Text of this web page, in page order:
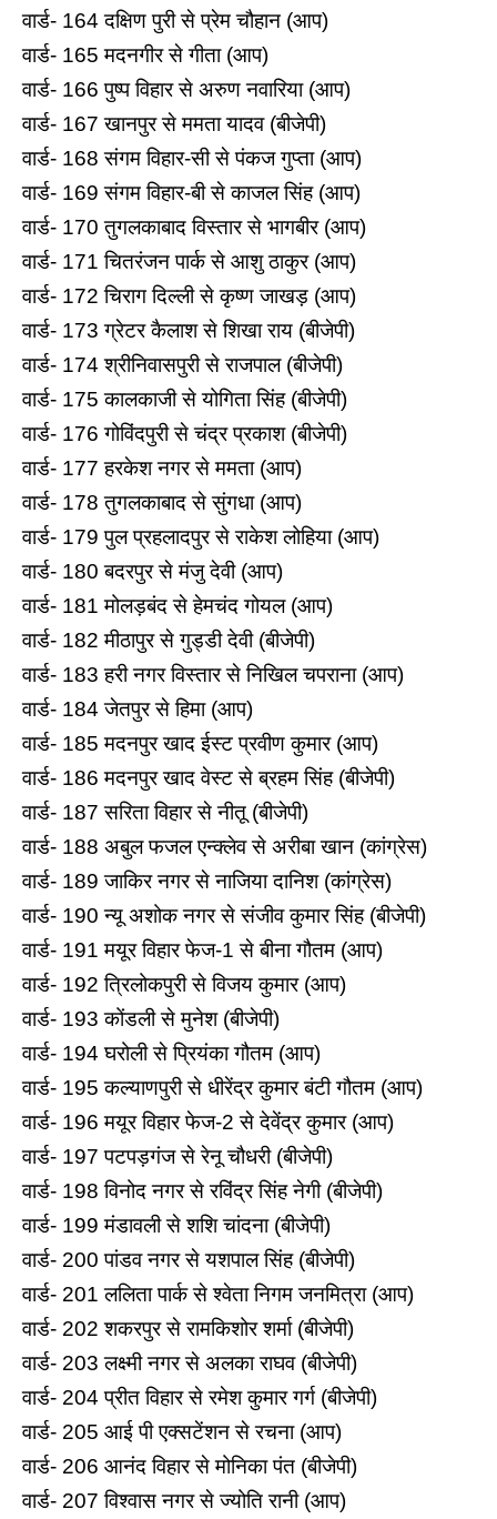
वार्ड- 164 दक्ष‍िण पुरी से प्रेम चौहान (आप)
वार्ड- 165 मदनगीर से गीता (आप)
वार्ड- 166 पुष्‍प व‍िहार से अरुण नवारिया (आप)
वार्ड- 167 खानपुर से ममता यादव (बीजेपी)
वार्ड- 168 संगम व‍िहार-सी से पंकज गुप्ता (आप)
वार्ड- 169 संगम व‍िहार-बी से काजल सिंह (आप)
वार्ड- 170 तुगलकाबाद व‍िस्‍तार से भागबीर (आप)
वार्ड- 171 च‍ितरंजन पार्क से आशु ठाकुर (आप)
वार्ड- 172 च‍िराग द‍िल्‍ली से कृष्ण जाखड़ (आप)
वार्ड- 173 ग्रेटर कैलाश से शिखा राय (बीजेपी)
वार्ड- 174 श्रीन‍िवासपुरी से राजपाल (बीजेपी)
वार्ड- 175 कालकाजी से योगिता सिंह (बीजेपी)
वार्ड- 176 गोव‍िंदपुरी से चंद्र प्रकाश (बीजेपी)
वार्ड- 177 हरकेश नगर से ममता (आप)
वार्ड- 178 तुगलकाबाद से सुंगधा (आप)
वार्ड- 179 पुल प्रहलादपुर से राकेश लोहिया (आप)
वार्ड- 180 बदरपुर से मंजु देवी (आप)
वार्ड- 181 मोलड़बंद से हेमचंद गोयल (आप)
वार्ड- 182 मीठापुर से गुड्डी देवी (बीजेपी)
वार्ड- 183 हरी नगर व‍िस्‍तार से निखिल चपराना (आप)
वार्ड- 184 जेतपुर से हिमा (आप)
वार्ड- 185 मदनपुर खाद ईस्‍ट प्रवीण कुमार (आप)
वार्ड- 186 मदनपुर खाद वेस्‍ट से ब्रहम स‍िंह (बीजेपी)
वार्ड- 187 सरिता विहार से नीतू (बीजेपी)
वार्ड- 188 अबुल फजल एन्‍क्‍लेव से अरीबा खान (कांग्रेस)
वार्ड- 189 जाक‍िर नगर से नाजिया दानिश (कांग्रेस)
वार्ड- 190 न्‍यू अशोक नगर से संजीव कुमार सिंह (बीजेपी)
वार्ड- 191 मयूर व‍िहार फेज-1 से बीना गौतम (आप)
वार्ड- 192 त्रिलोकपुरी से विजय कुमार (आप)
वार्ड- 193 कोंडली से मुनेश (बीजेपी)
वार्ड- 194 घरोली से प्रियंका गौतम (आप)
वार्ड- 195 कल्‍याणपुरी से धीरेंद्र कुमार बंटी गौतम (आप)
वार्ड- 196 मयूर व‍िहार फेज-2 से देवेंद्र कुमार (आप)
वार्ड- 197 पटपड़गंज से रेनू चौधरी (बीजेपी)
वार्ड- 198 विनोद नगर से रविंद्र सिंह नेगी (बीजेपी)
वार्ड- 199 मंडावली से शशि चांदना (बीजेपी)
वार्ड- 200 पांडव नगर से यशपाल सिंह (बीजेपी)
वार्ड- 201 ललिता पार्क से श्‍वेता निगम जनमित्रा (आप)
वार्ड- 202 शकरपुर से रामकिशोर शर्मा (बीजेपी)
वार्ड- 203 लक्ष्‍मी नगर से अलका राघव (बीजेपी)
वार्ड- 204 प्रीत विहार से रमेश कुमार गर्ग (बीजेपी)
वार्ड- 205 आई पी एक्‍सटेंशन से रचना (आप)
वार्ड- 206 आनंद विहार से मोनिका पंत (बीजेपी)
वार्ड- 207 व‍िश्‍वास नगर से ज्‍योति रानी (आप)